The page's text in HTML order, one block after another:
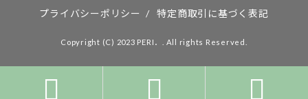
プライバシーポリシー / 特定商取引に基づく表記
Copyright (C) 2023 PERI．. All rights Reserved.
  